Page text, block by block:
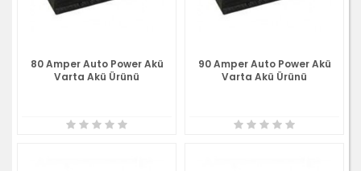
80 Amper Auto Power Akü
Varta Akü Ürünü
90 Amper Auto Power Akü
Varta Akü Ürünü